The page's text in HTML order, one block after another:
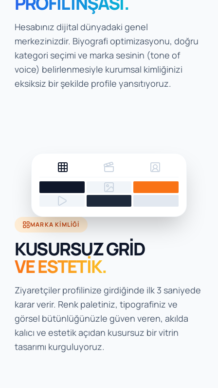
Hesabınız dijital dünyadaki genel
merkezinizdir. Biyografi optimizasyonu, doğru
kategori seçimi ve marka sesinin (tone of
voice) belirlenmesiyle kurumsal kimliğinizi
eksiksiz bir şekilde profile yansıtıyoruz.
MARKA KIMLIĞI
KUSURSUZ GRİD
VE ESTETİK.
Ziyaretçiler profilinize girdiğinde ilk 3 saniyede
karar verir. Renk paletiniz, tipografiniz ve
görsel bütünlüğünüzle güven veren, akılda
kalıcı ve estetik açıdan kusursuz bir vitrin
tasarımı kurguluyoruz.